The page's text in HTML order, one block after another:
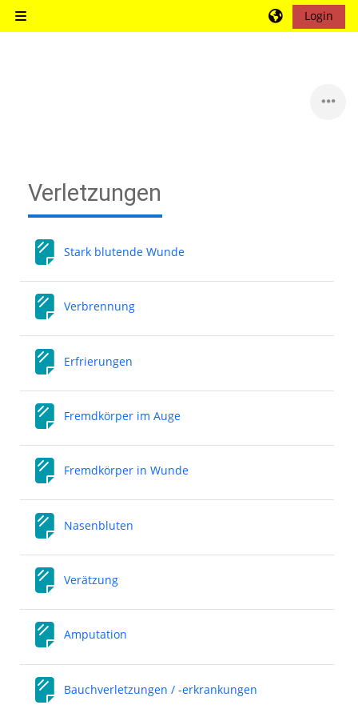
Website-Übersicht
Login
Verletzungen
Stark blutende Wunde
Verbrennung
Erfrierungen
Fremdkörper im Auge
Fremdkörper in Wunde
Nasenbluten
Verätzung
Amputation
Bauchverletzungen / -erkrankungen